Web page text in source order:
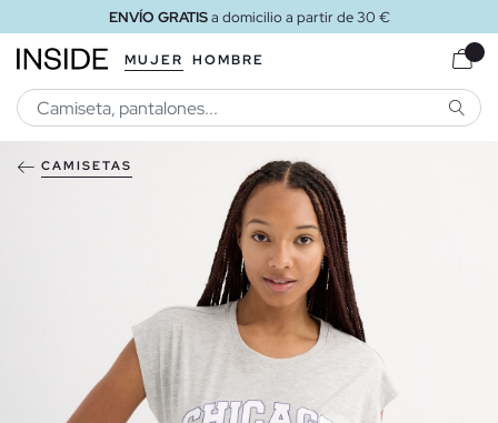
ENVÍO GRATISa domicilio a partir de 30 €
MUJER HOMBRE
CAMISETAS